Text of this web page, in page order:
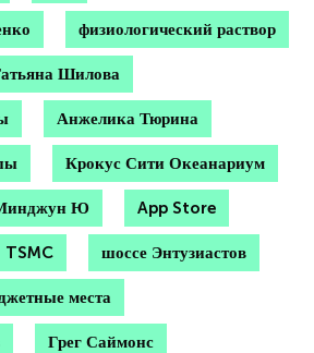
физиологический раствор
Шилова
Анжелика Тюрина
Крокус Сити Океанариум
Ю App Store
TSMC шоссе Энтузиастов
места
Грег Саймонс